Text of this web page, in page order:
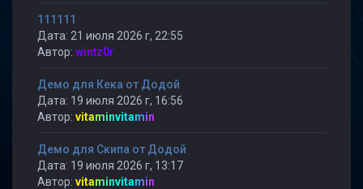
111111
Дата: 21 июля 2026 г, 22:55
Автор: wintz0r
Демо для Кека от Додой
Дата: 19 июля 2026 г, 16:56
Автор: vitaminvitamin
Демо для Скипа от Додой
Дата: 19 июля 2026 г, 13:17
Автор: vitaminvitamin